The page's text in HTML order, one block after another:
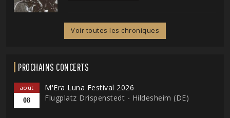
Voir toutes les chroniques
PROCHAINS CONCERTS
août
08
M'Era Luna Festival 2026
Flugplatz Drispenstedt - Hildesheim (DE)